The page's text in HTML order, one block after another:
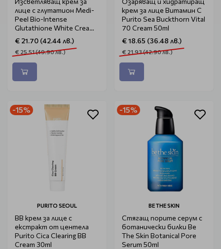
лице с глутатион Medi-
Peel Bio-Intense
Glutathione White Cream
50ml
€ 21.70 (42.44 лв.)
€ 25.51 (49.90 лв.)
крем за лице Витамин C
Purito Sea Buckthorn Vital
70 Cream 50ml
€ 18.65 (36.48 лв.)
€ 21.93 (42.90 лв.)
-15%
PURITO SEOUL
BB крем за лице с
екстракт от центела
Purito Cica Clearing BB
Cream 30ml
-15%
BE THE SKIN
Стягащ порите серум с
ботанически билки Be
The Skin Botanical Pore
Serum 50ml